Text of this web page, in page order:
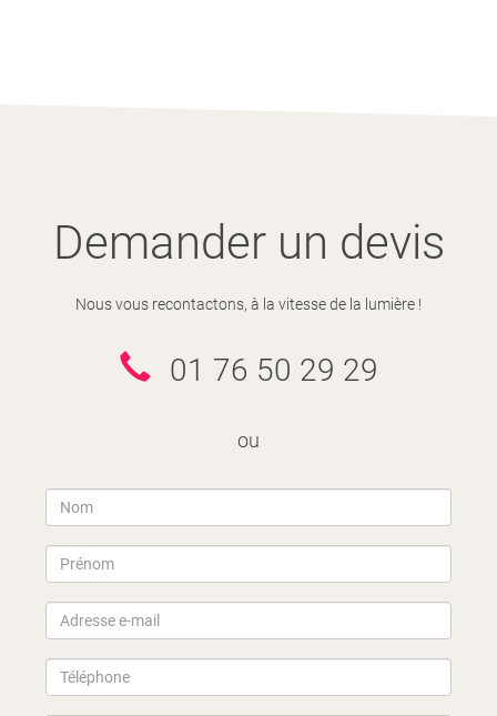
Demander un devis
Nous vous recontactons, à la vitesse de la lumière !
01 76 50 29 29
ou